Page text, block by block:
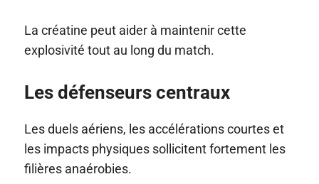
La créatine peut aider à maintenir cette
explosivité tout au long du match.
Les défenseurs centraux
Les duels aériens, les accélérations courtes et
les impacts physiques sollicitent fortement les
filières anaérobies.